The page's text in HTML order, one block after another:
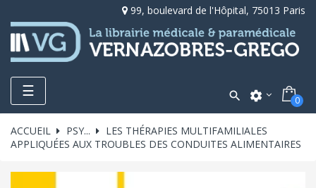
99, boulevard de l'Hôpital, 75013 Paris
Toggle
navigation
☰  settings 0
ACCUEIL PSY...
LES THÉRAPIES MULTIFAMILIALES
APPLIQUÉES AUX TROUBLES DES CONDUITES ALIMENTAIRES